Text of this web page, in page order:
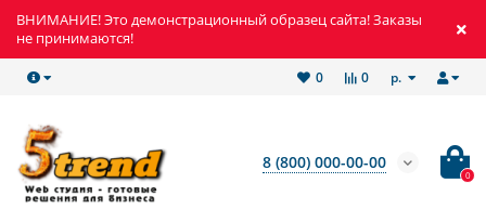
ВНИМАНИЕ! Это демонстрационный образец сайта! Заказы
не принимаются!
р.
0
0
8 (800) 000-00-00
0